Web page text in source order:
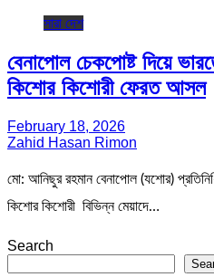
সারা দেশ
বেনাপোল চেকপোষ্ট দিয়ে
কিশোর কিশোরী ফেরত আসল
February 18, 2026
Zahid Hasan Rimon
মো: আনিছুর রহমান বেনাপোল (যশোর)
কিশোর কিশোরী বিভিন্ন মেয়াদে…
Search